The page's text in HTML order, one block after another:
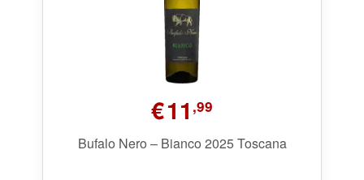
€11 ,99
Bufalo Nero – Bianco 2025 Toscana